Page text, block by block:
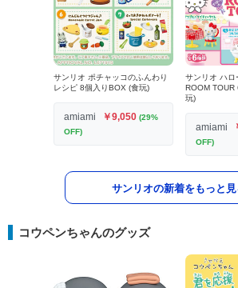
サンリオ ポチャッコのふんわり
レシピ 8個入りBOX (食玩)
amiami ￥9,050 (29%
OFF)
サンリオ ハロ
ROOM TOUR
玩)
amiami
OFF)
サンリオの新着をもっと見
コウペンちゃんのグッズ